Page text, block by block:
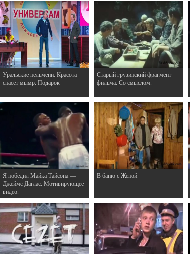
Уральские пельмени. Красота
спасёт мымр. Подарок
Старый грузинский фрагмент
фильма. Со смыслом.
Я победил Майка Тайсона —
Джеймс Даглас. Мотивирующее
видео.
В баню с Женой